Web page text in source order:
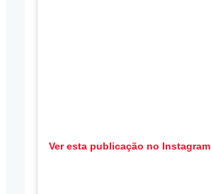
Ver esta publicação no Instagram